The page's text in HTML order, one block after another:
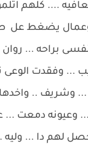
.... كلهم
يضغط عل
براحه ...
... وفقدت الوعى
... وشريف ..
وعيونه دمعت ...
لهم دا ...